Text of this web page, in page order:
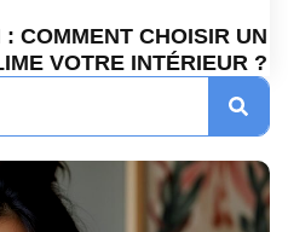
COMMENT CHOISIR UN
VOTRE INTÉRIEUR ?